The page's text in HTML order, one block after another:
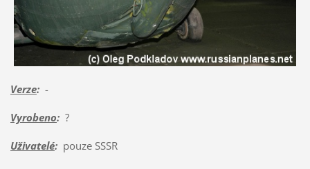
Verze:-
Vyrobeno:?
Uživatelé:pouze SSSR